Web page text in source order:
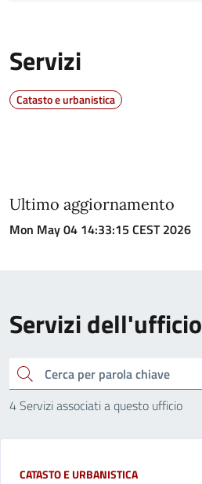
Servizi
Catasto e urbanistica
Ultimo aggiornamento
Mon May 04 14:33:15 CEST 2026
Servizi dell'ufficio
cerca
4 Servizi associati a questo ufficio
CATASTO E URBANISTICA